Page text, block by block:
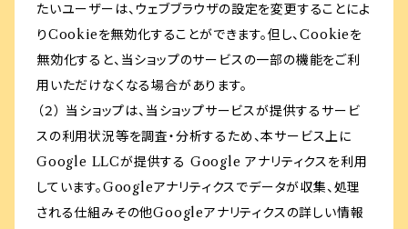
たいユーザーは、ウェブブラウザの設定を変更することによ
りCookieを無効化することができます。但し、Cookieを
無効化すると、当ショップのサービスの一部の機能をご利
用いただけなくなる場合があります。
（２） 当ショップは、当ショップサービスが提供するサービ
スの利用状況等を調査・分析するため、本サービス上に
Google LLCが提供する Google アナリティクスを利用
しています。Googleアナリティクスでデータが収集、処理
される仕組みその他Googleアナリティクスの詳しい情報